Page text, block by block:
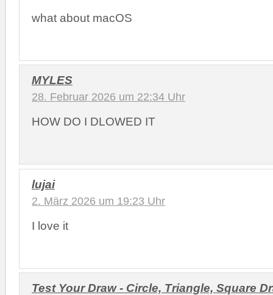
what about macOS
MYLES
28. Februar 2026 um 22:34 Uhr
HOW DO I DLOWED IT
lujai
2. März 2026 um 19:23 Uhr
I love it
Test Your Draw - Circle, Triangle, Square